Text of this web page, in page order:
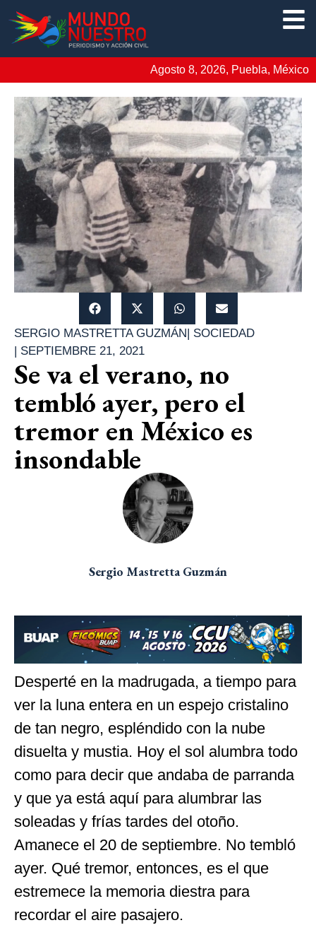
Agosto 8, 2026, Puebla, México
SERGIO MASTRETTA GUZMÁN| SOCIEDAD
| SEPTIEMBRE 21, 2021
Se va el verano, no
tembló ayer, pero el
tremor en México es
insondable
Sergio Mastretta Guzmán
Desperté en la madrugada, a tiempo para
ver la luna entera en un espejo cristalino
de tan negro, espléndido con la nube
disuelta y mustia. Hoy el sol alumbra todo
como para decir que andaba de parranda
y que ya está aquí para alumbrar las
soleadas y frías tardes del otoño.
Amanece el 20 de septiembre. No tembló
ayer. Qué tremor, entonces, es el que
estremece la memoria diestra para
recordar el aire pasajero.